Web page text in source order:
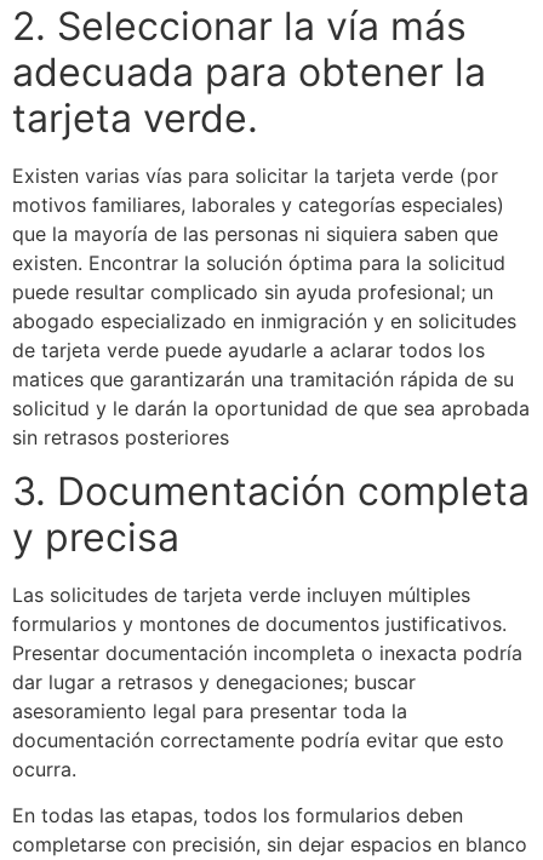
2. Seleccionar la vía más
adecuada para obtener la
tarjeta verde.
Existen varias vías para solicitar la tarjeta verde (por
motivos familiares, laborales y categorías especiales)
que la mayoría de las personas ni siquiera saben que
existen. Encontrar la solución óptima para la solicitud
puede resultar complicado sin ayuda profesional; un
abogado especializado en inmigración y en solicitudes
de tarjeta verde puede ayudarle a aclarar todos los
matices que garantizarán una tramitación rápida de su
solicitud y le darán la oportunidad de que sea aprobada
sin retrasos posteriores
3. Documentación completa
y precisa
Las solicitudes de tarjeta verde incluyen múltiples
formularios y montones de documentos justificativos.
Presentar documentación incompleta o inexacta podría
dar lugar a retrasos y denegaciones; buscar
asesoramiento legal para presentar toda la
documentación correctamente podría evitar que esto
ocurra.
En todas las etapas, todos los formularios deben
completarse con precisión, sin dejar espacios en blanco